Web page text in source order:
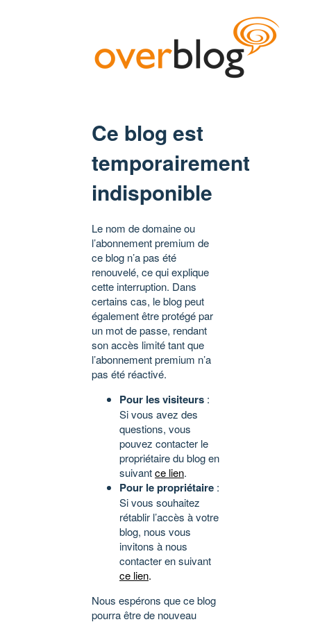
Ce blog est
temporairement
indisponible
Le nom de domaine ou
l’abonnement premium de
ce blog n’a pas été
renouvelé, ce qui explique
cette interruption. Dans
certains cas, le blog peut
également être protégé par
un mot de passe, rendant
son accès limité tant que
l’abonnement premium n’a
pas été réactivé.
Pour les visiteurs :
Si vous avez des
questions, vous
pouvez contacter le
propriétaire du blog en
suivantce lien.
Pour le propriétaire :
Si vous souhaitez
rétablir l’accès à votre
blog, nous vous
invitons à nous
contacter en suivant
ce lien.
Nous espérons que ce blog
pourra être de nouveau